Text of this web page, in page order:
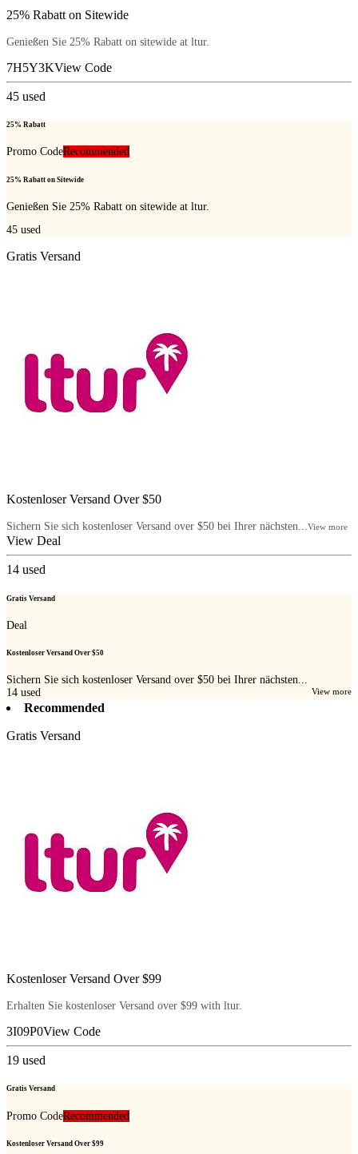
25% Rabatt on Sitewide
Genießen Sie 25% Rabatt on sitewide at ltur.
7H5Y3KView Code
45 used
25% Rabatt
Promo CodeRecommended
25% Rabatt on Sitewide
Genießen Sie 25% Rabatt on sitewide at ltur.
45 used
Gratis Versand
Kostenloser Versand Over $50
Sichern Sie sich kostenloser Versand over $50 bei Ihrer nächsten...View more
View Deal
14 used
Gratis Versand
Deal
Kostenloser Versand Over $50
Sichern Sie sich kostenloser Versand over $50 bei Ihrer nächsten...
View more
14 used
Recommended
Gratis Versand
Kostenloser Versand Over $99
Erhalten Sie kostenloser Versand over $99 with ltur.
3I09P0View Code
19 used
Gratis Versand
Promo CodeRecommended
Kostenloser Versand Over $99